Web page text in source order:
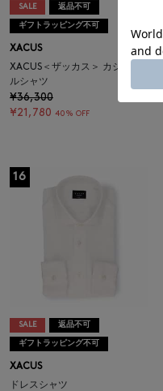
SALE 返品不可
ギフトラッピング不可
XACUS
XACUS＜ザッカス＞ カジュア
ルシャツ
¥36,300
¥21,780 40% OFF
16
SALE 返品不可
ギフトラッピング不可
XACUS
ドレスシャツ